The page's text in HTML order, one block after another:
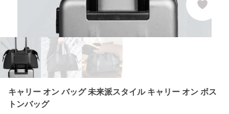
キャリー オン バッグ 未来派スタイル キャリー オン ボス
トンバッグ